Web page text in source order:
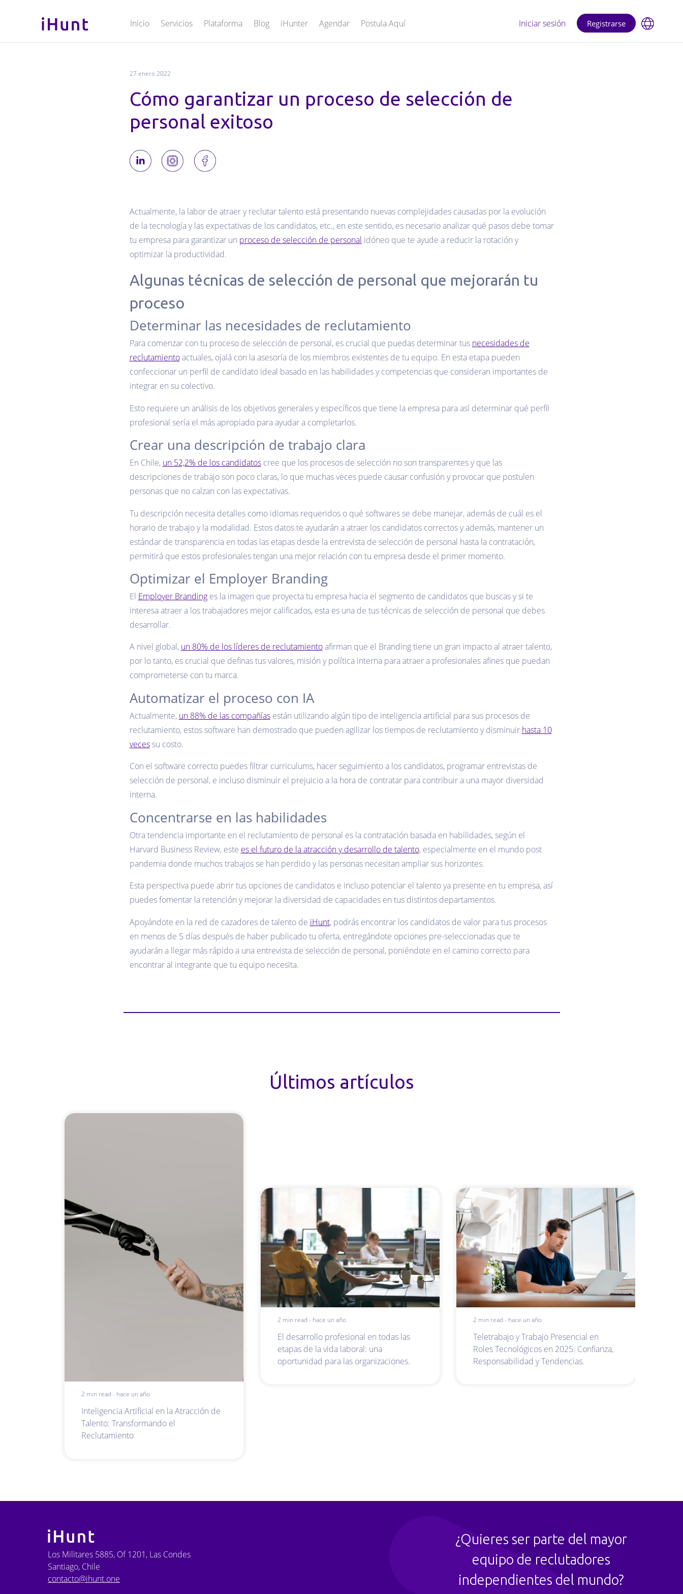
Inicio Servicios Plataforma Blog iHunter Agendar Postula Aquí Iniciar sesión Registrarse
27 enero 2022
Cómo garantizar un proceso de selección de
personal exitoso
Actualmente, la labor de atraer y reclutar talento está presentando nuevas complejidades causadas por la evolución
de la tecnología y las expectativas de los candidatos, etc., en este sentido, es necesario analizar qué pasos debe tomar
tu empresa para garantizar un proceso de selección de personal idóneo que te ayude a reducir la rotación y
optimizar la productividad.
Algunas técnicas de selección de personal que mejorarán tu
proceso
Determinar las necesidades de reclutamiento
Para comenzar con tu proceso de selección de personal, es crucial que puedas determinar tus necesidades de
reclutamientoactuales, ojalá con la asesoría de los miembros existentes de tu equipo. En esta etapa pueden
confeccionar un perfil de candidato ideal basado en las habilidades y competencias que consideran importantes de
integrar en su colectivo.
Esto requiere un análisis de los objetivos generales y específicos que tiene la empresa para así determinar qué perfil
profesional sería el más apropiado para ayudar a completarlos.
Crear una descripción de trabajo clara
En Chile, un 52,2% de los candidatoscree que los procesos de selección no son transparentes y que las
descripciones de trabajo son poco claras, lo que muchas veces puede causar confusión y provocar que postulen
personas que no calzan con las expectativas.
Tu descripción necesita detalles como idiomas requeridos o qué softwares se debe manejar, además de cuál es el
horario de trabajo y la modalidad. Estos datos te ayudarán a atraer los candidatos correctos y además, mantener un
estándar de transparencia en todas las etapas desde la entrevista de selección de personal hasta la contratación,
permitirá que estos profesionales tengan una mejor relación con tu empresa desde el primer momento.
Optimizar el Employer Branding
El Employer Brandinges la imagen que proyecta tu empresa hacia el segmento de candidatos que buscas y si te
interesa atraer a los trabajadores mejor calificados, esta es una de tus técnicas de selección de personal que debes
desarrollar.
A nivel global, un 80% de los líderes de reclutamientoafirman que el Branding tiene un gran impacto al atraer talento,
por lo tanto, es crucial que definas tus valores, misión y política interna para atraer a profesionales afines que puedan
comprometerse con tu marca.
Automatizar el proceso con IA
Actualmente, un 88% de las compañíasestán utilizando algún tipo de inteligencia artificial para sus procesos de
reclutamiento, estos software han demostrado que pueden agilizar los tiempos de reclutamiento y disminuir hasta 10
vecessu costo.
Con el software correcto puedes filtrar curriculums, hacer seguimiento a los candidatos, programar entrevistas de
selección de personal, e incluso disminuir el prejuicio a la hora de contratar para contribuir a una mayor diversidad
interna.
Concentrarse en las habilidades
Otra tendencia importante en el reclutamiento de personal es la contratación basada en habilidades, según el
Harvard Business Review, este es el futuro de la atracción y desarrollo de talento, especialmente en el mundo post
pandemia donde muchos trabajos se han perdido y las personas necesitan ampliar sus horizontes.
Esta perspectiva puede abrir tus opciones de candidatos e incluso potenciar el talento ya presente en tu empresa, así
puedes fomentar la retención y mejorar la diversidad de capacidades en tus distintos departamentos.
Apoyándote en la red de cazadores de talento de iHunt, podrás encontrar los candidatos de valor para tus procesos
en menos de 5 días después de haber publicado tu oferta, entregándote opciones pre-seleccionadas que te
ayudarán a llegar más rápido a una entrevista de selección de personal, poniéndote en el camino correcto para
encontrar al integrante que tu equipo necesita.
Últimos artículos
2 min read - hace un año
Inteligencia Artificial en la Atracción de
Talento: Transformando el
Reclutamiento
2 min read - hace un año
El desarrollo profesional en todas las
etapas de la vida laboral: una
oportunidad para las organizaciones.
2 min read - hace un año
Teletrabajo y Trabajo Presencial en
Roles Tecnológicos en 2025: Confianza,
Responsabilidad y Tendencias.
Los Militares 5885, Of 1201, Las Condes
Santiago, Chile
contacto@ihunt.one
¿Quieres ser parte del mayor
equipo de reclutadores
independientes del mundo?